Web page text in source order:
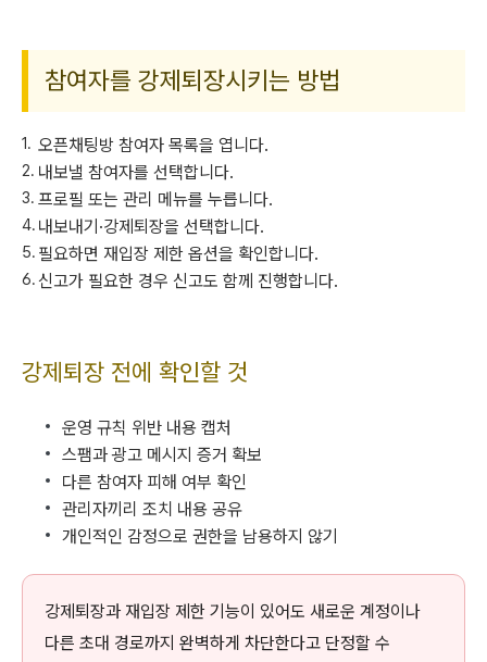
참여자를 강제퇴장시키는 방법
오픈채팅방 참여자 목록을 엽니다.
내보낼 참여자를 선택합니다.
프로필 또는 관리 메뉴를 누릅니다.
내보내기·강제퇴장을 선택합니다.
필요하면 재입장 제한 옵션을 확인합니다.
신고가 필요한 경우 신고도 함께 진행합니다.
강제퇴장 전에 확인할 것
운영 규칙 위반 내용 캡처
스팸과 광고 메시지 증거 확보
다른 참여자 피해 여부 확인
관리자끼리 조치 내용 공유
개인적인 감정으로 권한을 남용하지 않기
강제퇴장과 재입장 제한 기능이 있어도 새로운 계정이나
다른 초대 경로까지 완벽하게 차단한다고 단정할 수